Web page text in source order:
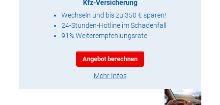
Kfz-Versicherung
Wechseln und bis zu 350 € sparen!
24-Stunden-Hotline im Schadenfall
91% Weiterempfehlungsrate
Angebot berechnen
Mehr Infos